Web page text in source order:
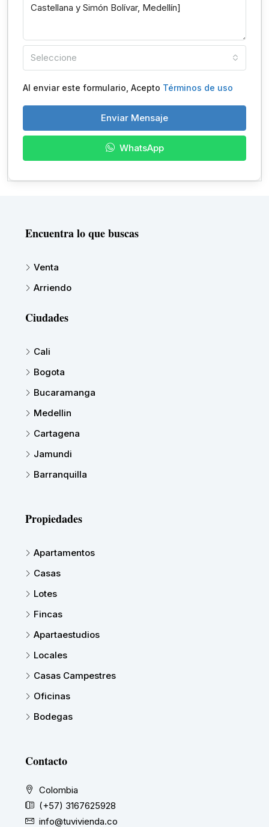
Seleccione
Al enviar este formulario, Acepto Términos de uso
Enviar Mensaje
WhatsApp
Encuentra lo que buscas
Venta
Arriendo
Ciudades
Cali
Bogota
Bucaramanga
Medellin
Cartagena
Jamundi
Barranquilla
Propiedades
Apartamentos
Casas
Lotes
Fincas
Apartaestudios
Locales
Casas Campestres
Oficinas
Bodegas
Contacto
Colombia
(+57) 3167625928
info@tuvivienda.co